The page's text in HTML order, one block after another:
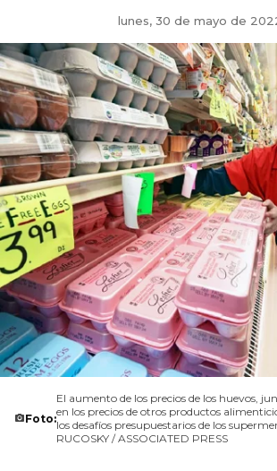
lunes, 30 de mayo de
Foto:
El aumento de los precios de los huevos,
en los precios de otros productos
los desafíos presupuestarios de los
RUCOSKY / ASSOCIATED PRESS